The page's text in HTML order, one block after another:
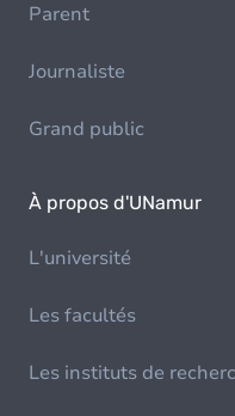
Parent
Journaliste
Grand public
À propos d'UNamur
L'université
Les facultés
Les instituts de